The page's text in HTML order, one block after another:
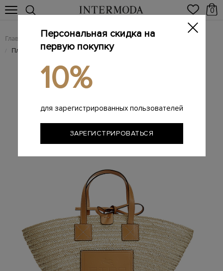
0
Главная Женщинам / Женские сумки из натуральной кожи
/ Плетеная сумка из соломы и кожи с логотипом
Персональная скидка на
первую покупку
10%
для зарегистрированных пользователей
ЗАРЕГИСТРИРОВАТЬСЯ